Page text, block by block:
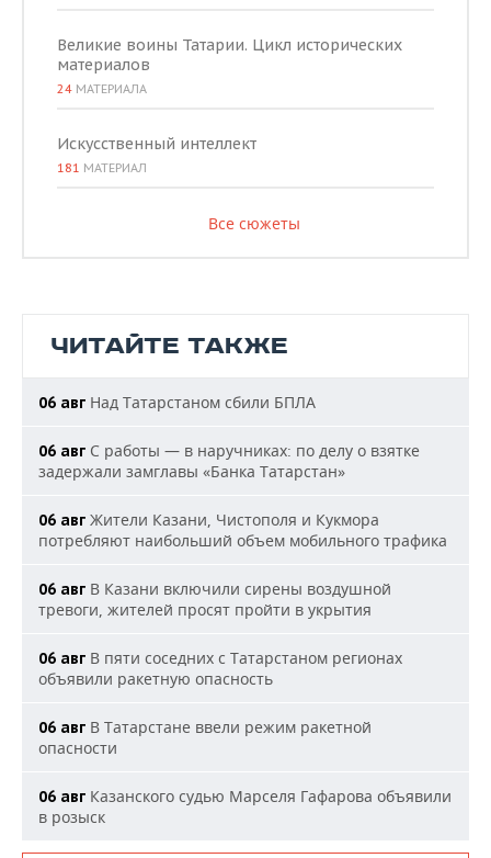
Великие воины Татарии. Цикл исторических
материалов
24 МАТЕРИАЛА
Искусственный интеллект
181 МАТЕРИАЛ
Все сюжеты
ЧИТАЙТЕ ТАКЖЕ
06 авг Над Татарстаном сбили БПЛА
06 авг С работы — в наручниках: по делу о взятке
задержали замглавы «Банка Татарстан»
06 авг Жители Казани, Чистополя и Кукмора
потребляют наибольший объем мобильного трафика
06 авг В Казани включили сирены воздушной
тревоги, жителей просят пройти в укрытия
06 авг В пяти соседних с Татарстаном регионах
объявили ракетную опасность
06 авг В Татарстане ввели режим ракетной
опасности
06 авг Казанского судью Марселя Гафарова объявили
в розыск